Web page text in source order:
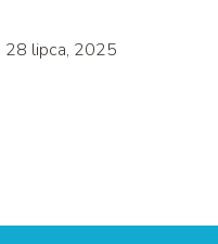
28 lipca, 2025